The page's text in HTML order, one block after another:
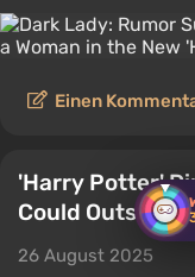
Einen
'Harry Potter'
Could Outshine
26 August 2025